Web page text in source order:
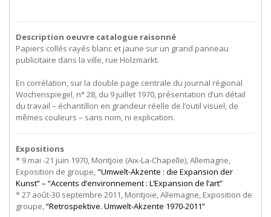
Description oeuvre catalogue raisonné
Papiers collés rayés blanc et jaune sur un grand panneau
publicitaire dans la ville, rue Holzmarkt.
En corrélation, sur la double page centrale du journal régional
Wochenspiegel, n° 28, du 9 juillet 1970, présentation d’un détail
du travail – échantillon en grandeur réelle de l’outil visuel, de
mêmes couleurs – sans nom, ni explication.
Expositions
* 9 mai -21 juin 1970, Montjoie (Aix-La-Chapelle), Allemagne,
Exposition de groupe, "Umwelt-Akzente : die Expansion der
Kunst” – “Accents d’environnement : L’Expansion de l’art”
* 27 août-30 septembre 2011, Montjoie, Allemagne, Exposition de
groupe,“Retrospektive. Umwelt-Akzente 1970-2011”